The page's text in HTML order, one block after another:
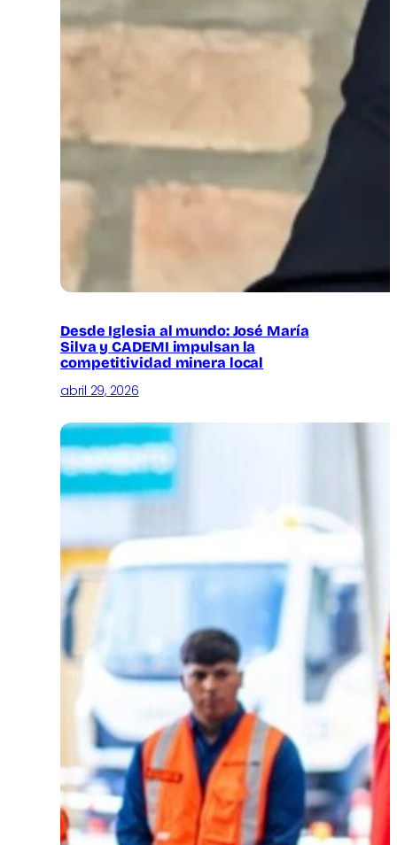
Desde Iglesia al mundo: José María
Silva y CADEMI impulsan la
competitividad minera local
abril 29, 2026